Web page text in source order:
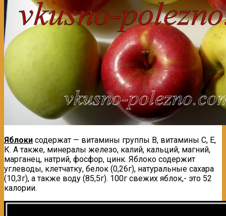
Яблоки содержат — витамины группы В, витамины С, Е,
К. А также, минералы железо, калий, кальций, магний,
марганец, натрий, фосфор, цинк. Яблоко содержит
углеводы, клетчатку, белок (0,26г), натуральные сахара
(10,3г), а также воду (85,5г). 100г свежих яблок,- это 52
калории.